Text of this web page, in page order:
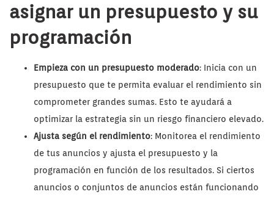
asignar un presupuesto y su
programación
Empieza con un presupuesto moderado: Inicia con un
presupuesto que te permita evaluar el rendimiento sin
comprometer grandes sumas. Esto te ayudará a
optimizar la estrategia sin un riesgo financiero elevado.
Ajusta según el rendimiento: Monitorea el rendimiento
de tus anuncios y ajusta el presupuesto y la
programación en función de los resultados. Si ciertos
anuncios o conjuntos de anuncios están funcionando